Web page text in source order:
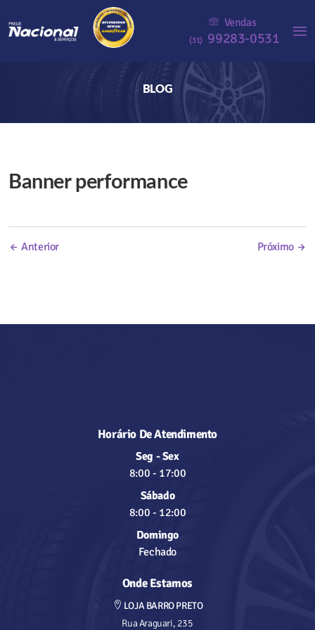
Vendas
(31) 99283-0531
BLOG
Banner performance
Navegação
de
← Anterior Próximo →
Horário De Atendimento
Seg - Sex
8:00 - 17:00
Sábado
8:00 - 12:00
Domingo
Fechado
Onde Estamos
LOJA BARRO PRETO
Rua Araguari, 235